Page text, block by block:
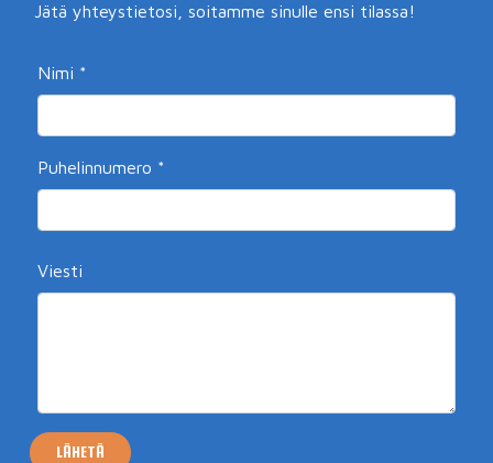
Jätä yhteystietosi, soitamme sinulle ensi tilassa!
Nimi *
Puhelinnumero *
Viesti
LÄHETÄ